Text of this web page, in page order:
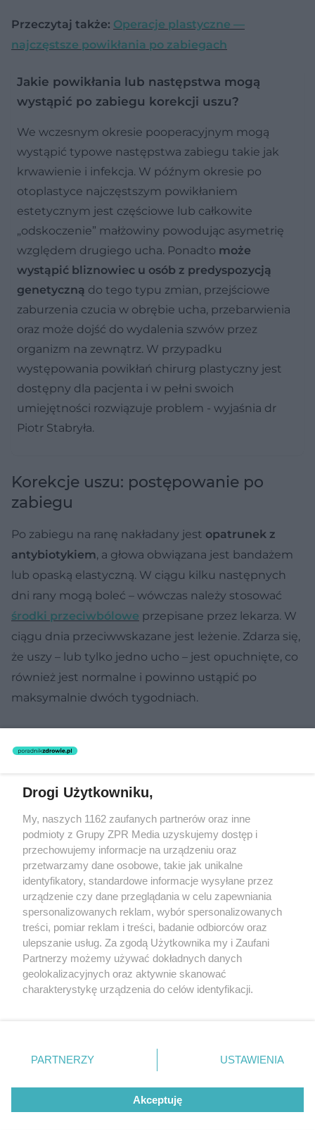
Przeczytaj także: Operacje plastyczne —
najczęstsze powikłania po zabiegach
Jakie powikłania lub następstwa mogą
wystąpić po zabiegu korekcji uszu?
We wczesnym okresie pooperacyjnym mogą
wystąpić typowe następstwa zabiegu takie jak
krwawienie i infekcja. W późnym okresie po
otoplastyce najczęstszym powikłaniem
estetycznym jest częściowe lub całkowite
„odskoczenie” małżowiny powodując asymetrię
względem drugiego ucha. Ponadto może
wystąpić bliznowiec u osób z predyspozycją
genetyczną do tego typu zmian, przejściowe
zaburzenia czucia w obrębie ucha, przebarwienia
oraz może dojść do wydalenia szwów przez
organizm na zewnątrz. W przypadku
występowania powikłań chirurg plastyczny jest
dostępny dla pacjenta i w pełni swoich
umiejętności rozwiązuje problem - wyjaśnia dr
Piotr Stabryła.
Korekcje uszu: postępowanie po
zabiegu
Po zabiegu na ranę nakładany jest opatrunek z
antybiotykiem, a głowa obwiązana jest bandażem
lub opaską elastyczną. W ciągu kilku następnych
dni rany mogą boleć – wówczas należy stosować
środki przeciwbólowe przepisane przez lekarza. W
ciągu dnia przeciwwskazane jest leżenie. Zdarza się,
że uszy – lub tylko jedno ucho – jest opuchnięte, co
również jest normalne i powinno ustąpić po
maksymalnie dwóch tygodniach.
Drogi Użytkowniku,
My, naszych 1162 zaufanych partnerów oraz inne
podmioty z Grupy ZPR Media uzyskujemy dostęp i
przechowujemy informacje na urządzeniu oraz
przetwarzamy dane osobowe, takie jak unikalne
identyfikatory, standardowe informacje wysyłane przez
urządzenie czy dane przeglądania w celu zapewniania
spersonalizowanych reklam, wybór spersonalizowanych
treści, pomiar reklam i treści, badanie odbiorców oraz
ulepszanie usług. Za zgodą Użytkownika my i Zaufani
Partnerzy możemy używać dokładnych danych
geolokalizacyjnych oraz aktywnie skanować
charakterystykę urządzenia do celów identyfikacji.
zmienić/wycofać klikając przycisk ustawień prywatności
znajdujący się w lewym dolnym rogu strony
rodzaje przetwarzania danych nie wymagają zgody
użytkownika, ale masz prawo sprzeciwić się takiemu
przetwarzaniu. Preferencje będą miały zastosowanie tylko
PARTNERZY USTAWIENIA
Akceptuję